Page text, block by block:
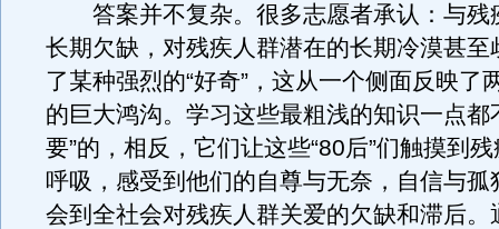
答案并不复杂。很多志愿者承认：与残
长期欠缺，对残疾人群潜在的长期冷漠甚至
了某种强烈的“好奇”，这从一个侧面反映了
的巨大鸿沟。学习这些最粗浅的知识一点都
要”的，相反，它们让这些“80后”们触摸到
呼吸，感受到他们的自尊与无奈，自信与孤
会到全社会对残疾人群关爱的欠缺和滞后。